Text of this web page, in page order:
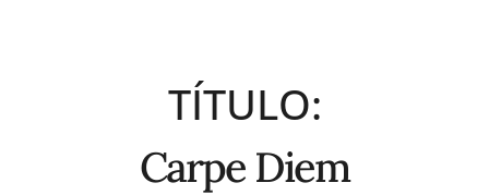
TÍTULO:
Carpe Diem